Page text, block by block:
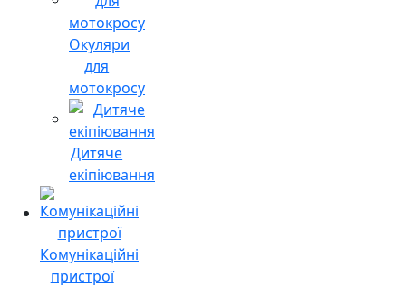
Окуляри
для
мотокросу
Дитяче
екіпіювання
Комунікаційні
пристрої